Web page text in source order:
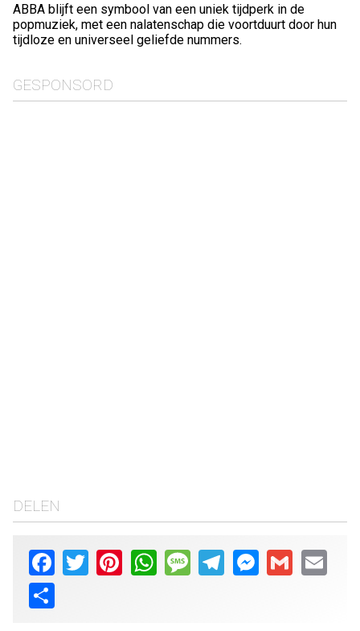
ABBA blijft een symbool van een uniek tijdperk in de
popmuziek, met een nalatenschap die voortduurt door hun
tijdloze en universeel geliefde nummers.
GESPONSORD
DELEN
Facebook
Twitter PinterestWhatsAppMessageTelegramMessenger
Gmail Email
Share